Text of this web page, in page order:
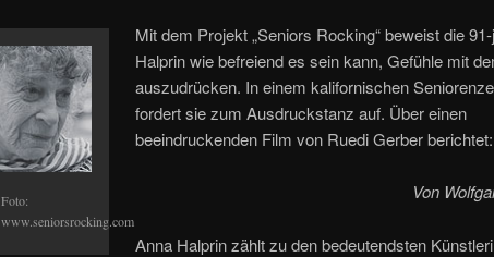
Foto:
www.seniorsrocking.com
Mit dem Projekt „Seniors Rocking“ beweist die
Halprin wie befreiend es sein kann, Gefühle mit
auszudrücken. In einem kalifornischen
fordert sie zum Ausdruckstanz auf. Über einen
beeindruckenden Film von Ruedi Gerber berichtet:
Von
Anna Halprin zählt zu den bedeutendsten